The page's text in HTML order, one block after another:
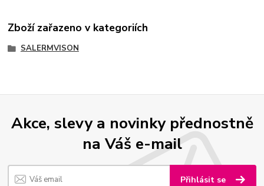
Zboží zařazeno v kategoriích
SALERMVISON
Akce, slevy a novinky přednostně
na Váš e-mail
Přihlásit se